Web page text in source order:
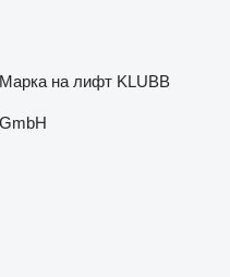
Марка на лифт KLUBB